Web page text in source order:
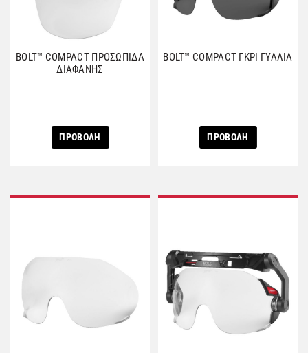
BOLT™ COMPACT ΠΡΟΣΩΠΙΔΑ
ΔΙΑΦΑΝΗΣ
ΠΡΟΒΟΛΗ
BOLT™ COMPACT ΓΚΡΙ ΓΥΑΛΙΑ
ΠΡΟΒΟΛΗ